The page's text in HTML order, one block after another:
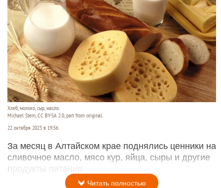
Хлеб, молоко, сыр, масло.
Michael Stern, CC BY-SA 2.0, part from original.
22 октября 2023 в 19:56
За месяц в Алтайском крае поднялись ценники на
сливочное масло, мясо кур, яйца, сыры и другие
продукты питания.
Читать полностью